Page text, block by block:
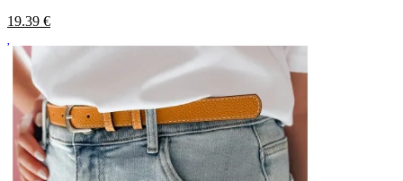
19.39 €